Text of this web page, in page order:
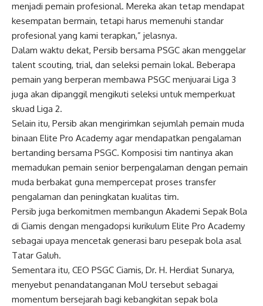
menjadi pemain profesional. Mereka akan tetap mendapat
kesempatan bermain, tetapi harus memenuhi standar
profesional yang kami terapkan,” jelasnya.
Dalam waktu dekat, Persib bersama PSGC akan menggelar
talent scouting, trial, dan seleksi pemain lokal. Beberapa
pemain yang berperan membawa PSGC menjuarai Liga 3
juga akan dipanggil mengikuti seleksi untuk memperkuat
skuad Liga 2.
Selain itu, Persib akan mengirimkan sejumlah pemain muda
binaan Elite Pro Academy agar mendapatkan pengalaman
bertanding bersama PSGC. Komposisi tim nantinya akan
memadukan pemain senior berpengalaman dengan pemain
muda berbakat guna mempercepat proses transfer
pengalaman dan peningkatan kualitas tim.
Persib juga berkomitmen membangun Akademi Sepak Bola
di Ciamis dengan mengadopsi kurikulum Elite Pro Academy
sebagai upaya mencetak generasi baru pesepak bola asal
Tatar Galuh.
Sementara itu, CEO PSGC Ciamis, Dr. H. Herdiat Sunarya,
menyebut penandatanganan MoU tersebut sebagai
momentum bersejarah bagi kebangkitan sepak bola